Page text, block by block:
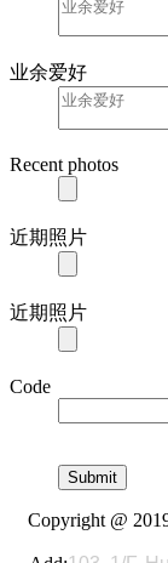
业余爱好
Recent photos
近期照片
近期照片
Code
Copyright @